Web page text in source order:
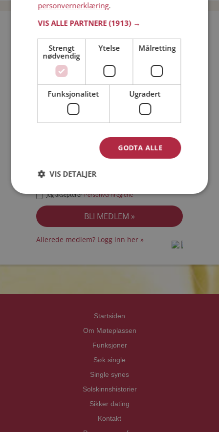
Bli medlem gratis!
Jeg er en:
Jeg akseptererPersonvernreglene
Allerede medlem? Logg inn her »
Startsiden
Om Møteplassen
Funksjoner
Søk single
Single synes
Solskinnshistorier
Sikker dating
Kontakt
personvernerklæring.
VIS ALLE PARTNERE(1913) →
Strengt
nødvendig
Ytelse Målretting
Funksjonalitet Ugradert
GODTA ALLE
VIS DETALJER